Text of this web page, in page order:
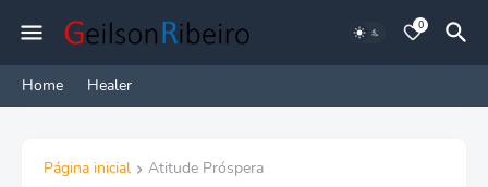
0
Home Healer
Página inicial Atitude Próspera